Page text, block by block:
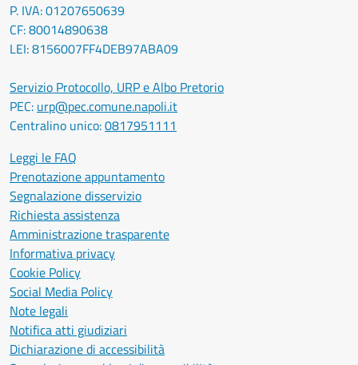
P. IVA: 01207650639
CF: 80014890638
LEI: 8156007FF4DEB97ABA09
Servizio Protocollo, URP e Albo Pretorio
PEC: urp@pec.comune.napoli.it
Centralino unico:0817951111
Leggi le FAQ
Prenotazione appuntamento
Segnalazione disservizio
Richiesta assistenza
Amministrazione trasparente
Informativa privacy
Cookie Policy
Social Media Policy
Note legali
Notifica atti giudiziari
Dichiarazione di accessibilità